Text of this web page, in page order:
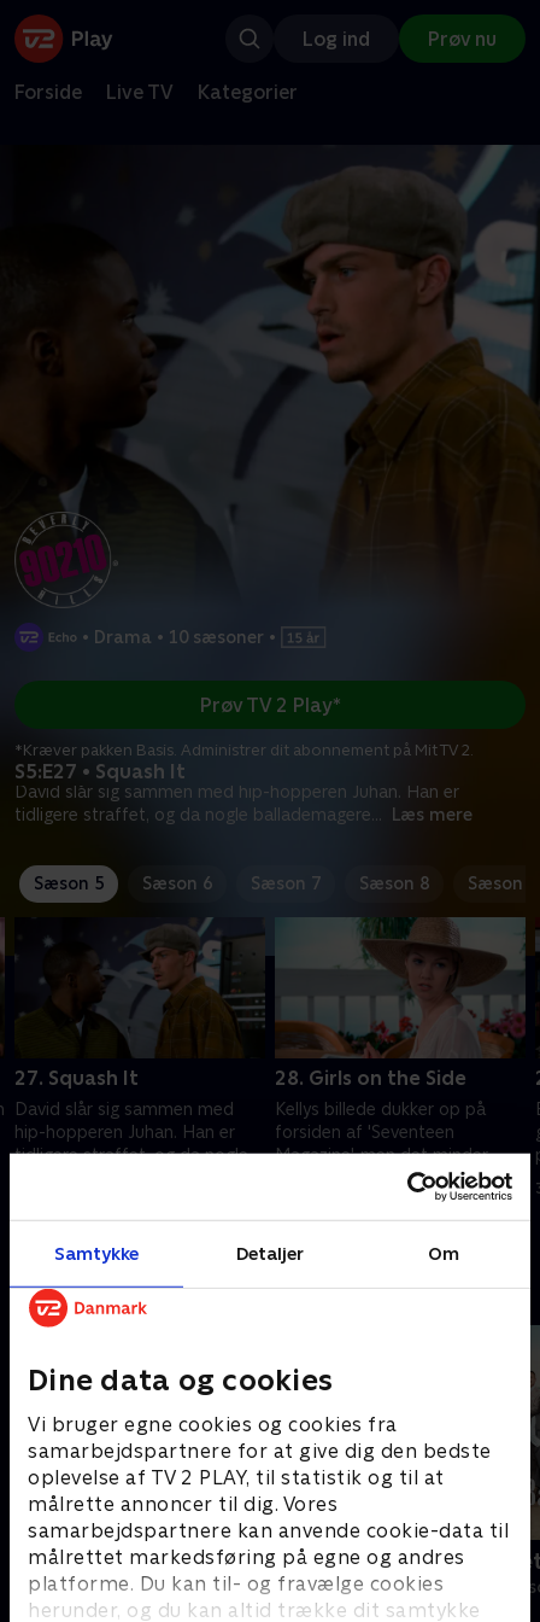
Samtykke Detaljer Om
Dine data og cookies
Vi bruger egne cookies og cookies fra
samarbejdspartnere for at give dig den bedste
oplevelse af TV 2 PLAY, til statistik og til at
målrette annoncer til dig. Vores
samarbejdspartnere kan anvende cookie-data til
målrettet markedsføring på egne og andres
platforme. Du kan til- og fravælge cookies
herunder, og du kan altid trække dit samtykke
Log ind Prøv nu
Forside Live TV Kategorier
• Drama • 10 sæsoner •
S5:E27 • Squash It
David slår sig sammen med hip-hopperen Juhan. Han er
tidligere straffet, og da nogle ballademagere... Læs mere
Prøv TV 2 Play*
*Kræver pakken Basis. Administrer dit abonnement på Mit TV 2.
Sæson 5 Sæson 6 Sæson 7 Sæson 8 Sæson 9
27. Squash It
David slår sig sammen med
hip-hopperen Juhan. Han er
tidligere straffet, og da nogle
slagsmål.
28. Girls on the Side
Kellys billede dukker op på
forsiden af 'Seventeen
Magazine', men det minder
hende kun om de brandsår, hun
Andre så også
Klovn
Komedie • 11 sæsoner Drama • 10